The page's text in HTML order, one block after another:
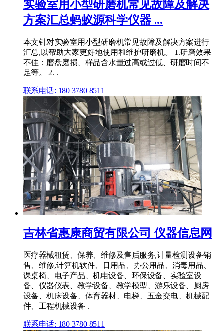
实验室用小型研磨机常见故障及解决
方案汇总蚂蚁源科学仪器 ...
本文针对实验室用小型研磨机常见故障及解决方案进行
汇总,以帮助大家更好地使用和维护研磨机。 1.研磨效果
不佳：磨盘磨损、样品含水量过高或过低、研磨时间不
足等。 2. .
联系电话: 180 3780 8511
吉林省惠康商贸有限公司 仪器信息网
医疗器械租赁、保养、维修及售后服务,计量检测设备销
售、维修,计算机软件、日用品、办公用品、消毒用品、
课桌椅、电子产品、机电设备、环保设备、实验室设
备、仪器仪表、教学设备、教学模型、游乐设备、厨房
设备、机床设备、体育器材、电梯、五金交电、机械配
件、工程机械设备 .
联系电话: 180 3780 8511